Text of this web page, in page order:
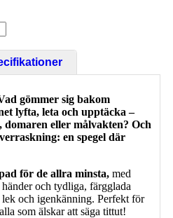
gömmer sig bakom
lyfta, leta och upptäcka –
eller målvakten? Och
en spegel där
för de allra minsta, med
och tydliga, färgglada
och igenkänning. Perfekt för
som älskar att säga tittut!